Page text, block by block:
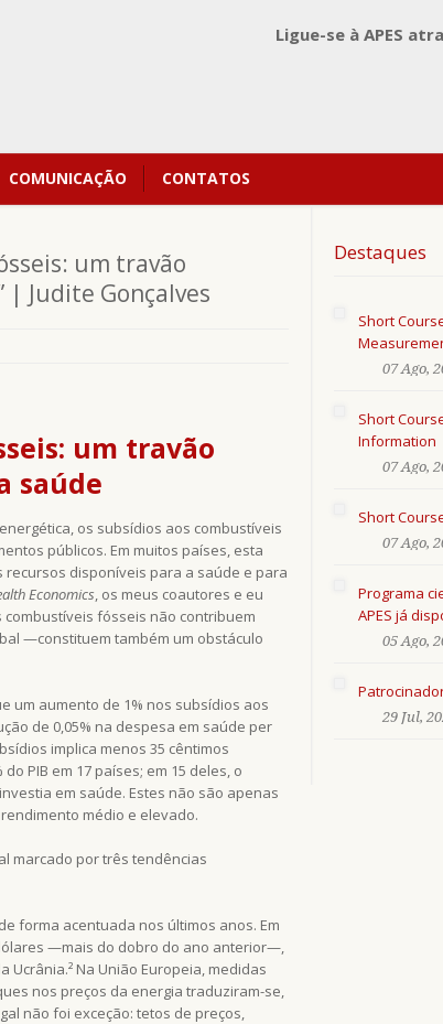
Ligue-se à APES
COMUNICAÇÃO CONTATOS
um travão
| Judite Gonçalves
um travão
saúde
os subsídios aos combustíveis
públicos. Em muitos países, esta
disponíveis para a saúde e para
Economics, os meus coautores e eu
fósseis não contribuem
—constituem também um obstáculo
um aumento de 1% nos subsídios aos
de 0,05% na despesa em saúde per
implica menos 35 cêntimos
PIB em 17 países; em 15 deles, o
em saúde. Estes não são apenas
médio e elevado.
marcado por três tendências
forma acentuada nos últimos anos. Em
—mais do dobro do ano anterior—,
Na União Europeia, medidas
nos preços da energia traduziram-se,
não foi exceção: tetos de preços,
Destaques
Short
07 Ago,
Short
Information
07 Ago,
Short
07 Ago,
Programa
APES já
05 Ago,
29 Jul,